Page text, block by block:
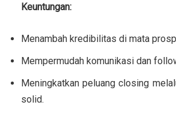
Keuntungan:
Menambah kredibilitas di mata
Mempermudah komunikasi dan
Meningkatkan peluang closing
solid.